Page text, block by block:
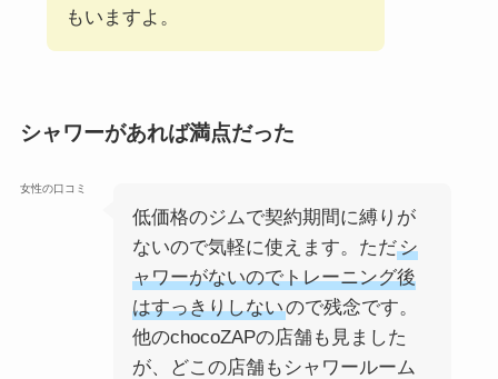
もいますよ。
シャワーがあれば満点だった
女性の口コミ
低価格のジムで契約期間に縛りが
ないので気軽に使えます。ただシ
ャワーがないのでトレーニング後
はすっきりしないので残念です。
他のchocoZAPの店舗も見ました
が、どこの店舗もシャワールーム